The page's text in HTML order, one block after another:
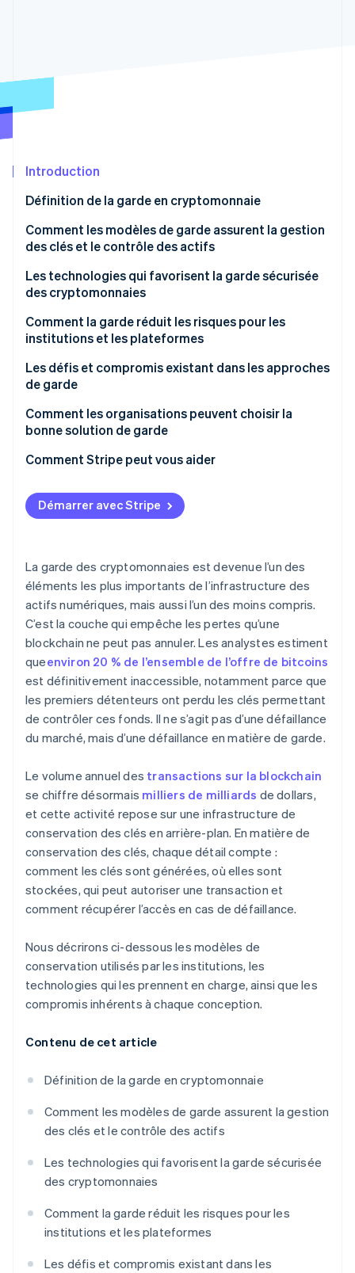
Climate
Vérification de l'identité
Découvrez comment Stripe construit l’infrastructure
Regarder la vidéo
Introduction
Définition de la garde en cryptomonnaie
Comment les modèles de garde assurent la gestion
des clés et le contrôle des actifs
Auto-garde : contrôle total avec des marges
implacables
Garde par un tiers : accès contrôlé avec des
processus définis
Modèles à contrôle partagé : séparation des clés et
division de l’autorité
Les technologies qui favorisent la garde sécurisée
des cryptomonnaies
Stockage à froid, à température ambiante et à
chaud pour gérer l’exposition
Modules de sécurité matériels pour isoler le matériel
clé
Wallets multisignatures pour la répartition de
l’approbation des transactions
Calcul multipartite pour collaborer à la signature
Contrôles pour assurer la stabilité
Comment la garde réduit les risques pour les
institutions et les plateformes
Protéger contre la perte de clés
Blocage des transactions non autorisées
Assurer la continuité
Répondre aux attentes réglementaires
Les défis et compromis existant dans les approches
de garde
Sécurité et accès
Frais généraux internes
Contrôle contre dépendance
Attentes réglementaires
Comment les organisations peuvent choisir la
bonne solution de garde
Commencer par le cas d’usage
Décider où le contrôle doit mode production
Évaluer l’architecture
Comment Stripe peut vous aider
Démarrer avec Stripe
La garde des cryptomonnaies est devenue l’un des
éléments les plus importants de l’infrastructure des
actifs numériques, mais aussi l’un des moins compris.
C’est la couche qui empêche les pertes qu’une
blockchain ne peut pas annuler. Les analystes estiment
queenviron 20 % de l’ensemble de l’offre de bitcoins
est définitivement inaccessible, notamment parce que
les premiers détenteurs ont perdu les clés permettant
de contrôler ces fonds. Il ne s’agit pas d’une défaillance
du marché, mais d’une défaillance en matière de garde.
Le volume annuel des transactions sur la blockchain
se chiffre désormais milliers de milliards de dollars,
et cette activité repose sur une infrastructure de
conservation des clés en arrière-plan. En matière de
conservation des clés, chaque détail compte :
comment les clés sont générées, où elles sont
stockées, qui peut autoriser une transaction et
comment récupérer l’accès en cas de défaillance.
Nous décrirons ci-dessous les modèles de
conservation utilisés par les institutions, les
technologies qui les prennent en charge, ainsi que les
compromis inhérents à chaque conception.
Contenu de cet article
Définition de la garde en cryptomonnaie
Comment les modèles de garde assurent la gestion
des clés et le contrôle des actifs
Les technologies qui favorisent la garde sécurisée
des cryptomonnaies
Comment la garde réduit les risques pour les
institutions et les plateformes
Les défis et compromis existant dans les